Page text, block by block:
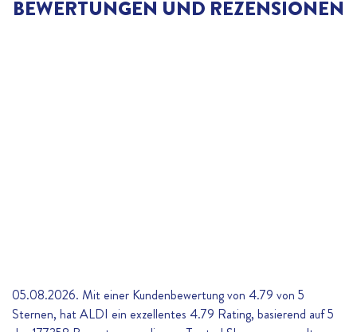
BEWERTUNGEN UND REZENSIONEN
05.08.2026. Mit einer Kundenbewertung von 4.79 von 5
Sternen, hat ALDI ein exzellentes 4.79 Rating, basierend auf5